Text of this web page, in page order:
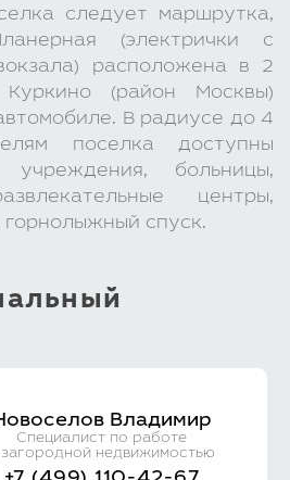
следует маршрутка,
(электрички с
расположена в 2
(район Москвы)
В радиусе до 4
поселка доступны
учреждения, больницы,
центры,
спуск.
Владимир
Специалист по работе
недвижимостью